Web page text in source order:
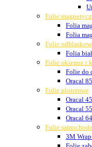
Folie
Folia
Folia
Folie
Folia
Folie okienne i
Folie do
Oracal
Folie ploterowe
Oracal
Oracal
Oracal
Folie
3M